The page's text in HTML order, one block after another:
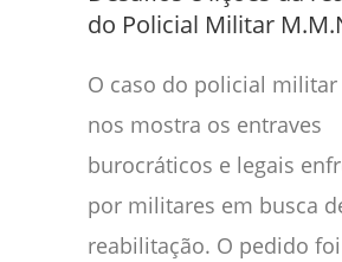
do Policial Militar
O caso do policial militar
nos mostra os entraves
burocráticos e legais
por militares em busca
reabilitação. O pedido foi